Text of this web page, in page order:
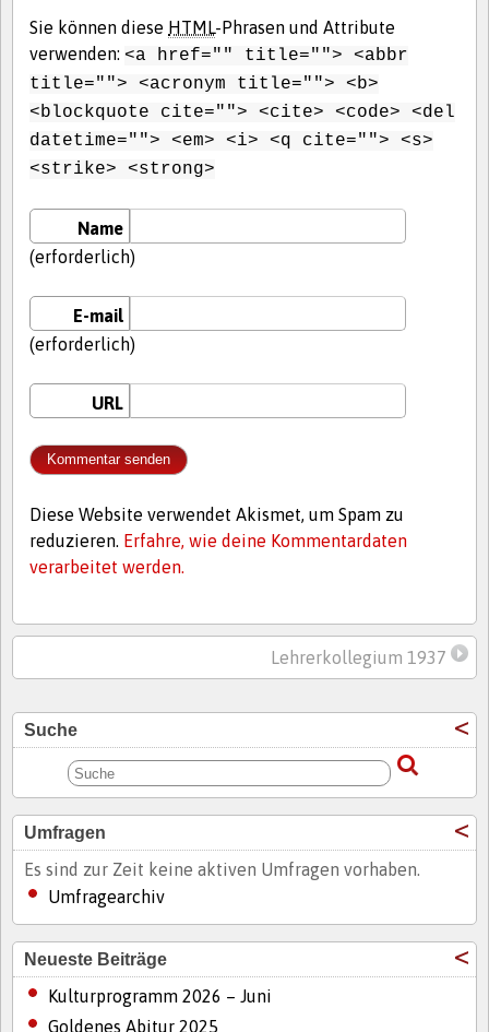
Sie können diese HTML-Phrasen und Attribute
verwenden: <a href="" title=""> <abbr
title=""> <acronym title=""> <b>
<blockquote cite=""> <cite> <code> <del
datetime=""> <em> <i> <q cite=""> <s>
<strike> <strong>
Name
(erforderlich)
E-mail
(erforderlich)
URL
Diese Website verwendet Akismet, um Spam zu
reduzieren. Erfahre, wie deine Kommentardaten
verarbeitet werden.
Lehrerkollegium 1937
Suche
Umfragen
Es sind zur Zeit keine aktiven Umfragen vorhaben.
Umfragearchiv
Neueste Beiträge
Kulturprogramm 2026 – Juni
Goldenes Abitur 2025